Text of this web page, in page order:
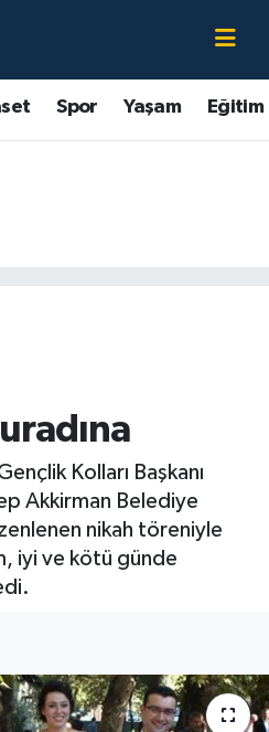
Spor Yaşam Eğitim
Kolları Başkanı
Akkirman Belediye
nikah töreniyle
iyi ve kötü günde
Haritası